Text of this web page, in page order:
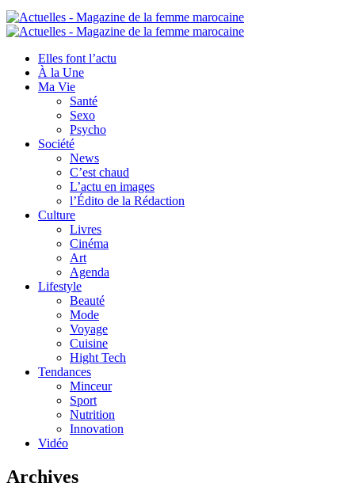
Elles font l’actu
À la Une
Ma Vie
Santé
Sexo
Psycho
Société
News
C’est chaud
L’actu en images
l’Édito de la Rédaction
Culture
Livres
Cinéma
Art
Agenda
Lifestyle
Beauté
Mode
Voyage
Cuisine
Hight Tech
Tendances
Minceur
Sport
Nutrition
Innovation
Vidéo
Archives